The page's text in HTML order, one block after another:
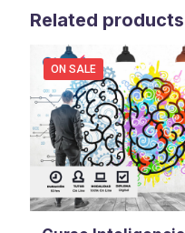
Related products
ON SALE